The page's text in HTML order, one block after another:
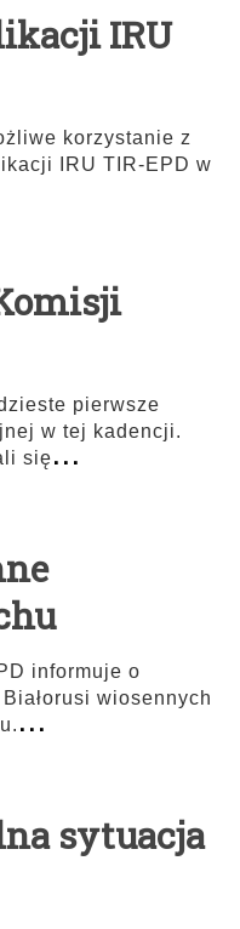
IRU
korzystanie z
IRU TIR-EPD w
pierwsze
w tej kadencji.
się...
informuje o
wiosennych
...
sytuacja